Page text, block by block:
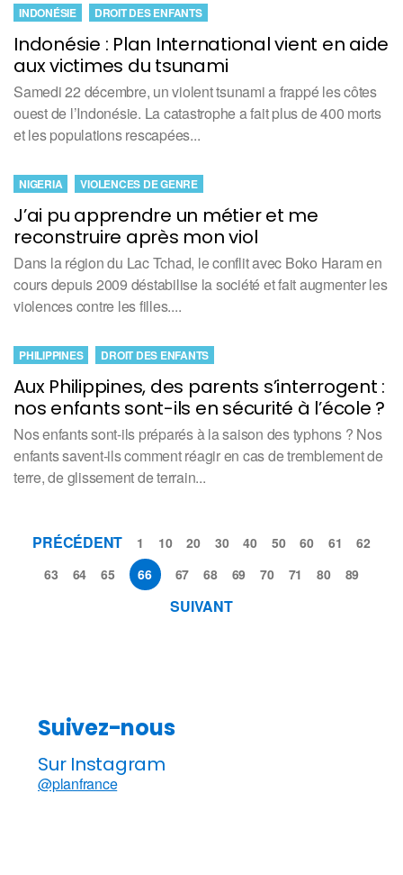
Indonésie : Plan International vient en aide
aux victimes du tsunami
INDONÉSIE DROIT DES ENFANTS
Samedi 22 décembre, un violent tsunami a frappé les côtes
ouest de l’Indonésie. La catastrophe a fait plus de 400 morts
et les populations rescapées...
J’ai pu apprendre un métier et me
reconstruire après mon viol
NIGERIA VIOLENCES DE GENRE
Dans la région du Lac Tchad, le conflit avec Boko Haram en
cours depuis 2009 déstabilise la société et fait augmenter les
violences contre les filles....
Aux Philippines, des parents s’interrogent :
nos enfants sont-ils en sécurité à l’école ?
PHILIPPINES DROIT DES ENFANTS
Nos enfants sont-ils préparés à la saison des typhons ? Nos
enfants savent-ils comment réagir en cas de tremblement de
terre, de glissement de terrain...
PRÉCÉDENT 1 10 20 30 40 50 60 61
62
63
64 65 66 67 68 69 70 71 80 89
SUIVANT
Suivez-nous
Sur Instagram
@planfrance